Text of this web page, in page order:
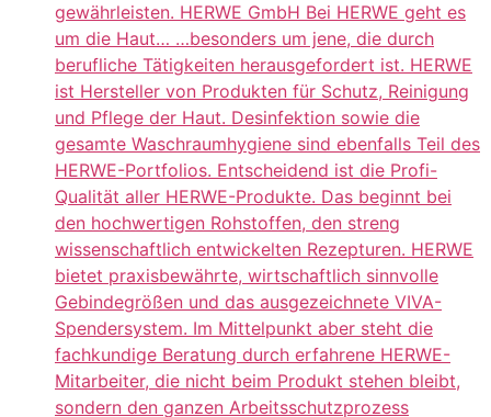
gewährleisten. HERWE GmbH Bei HERWE geht es
um die Haut… …besonders um jene, die durch
berufliche Tätigkeiten herausgefordert ist. HERWE
ist Hersteller von Produkten für Schutz, Reinigung
und Pflege der Haut. Desinfektion sowie die
gesamte Waschraumhygiene sind ebenfalls Teil des
HERWE-Portfolios. Entscheidend ist die Profi-
Qualität aller HERWE-Produkte. Das beginnt bei
den hochwertigen Rohstoffen, den streng
wissenschaftlich entwickelten Rezepturen. HERWE
bietet praxisbewährte, wirtschaftlich sinnvolle
Gebindegrößen und das ausgezeichnete VIVA-
Spendersystem. Im Mittelpunkt aber steht die
fachkundige Beratung durch erfahrene HERWE-
Mitarbeiter, die nicht beim Produkt stehen bleibt,
sondern den ganzen Arbeitsschutzprozess